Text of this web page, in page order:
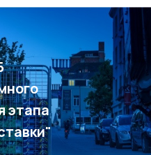
этапа